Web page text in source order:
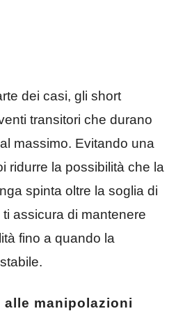
dei casi, gli short
transitori che durano
massimo. Evitando una
ridurre la possibilità che la
spinta oltre la soglia di
ti assicura di mantenere
fino a quando la
alle manipolazioni